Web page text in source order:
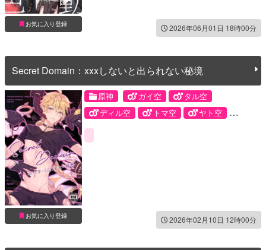
お気に入り登録 2026年06月01日 18時00分
Secret Domain：xxxしないと出られない秘境
お気に入り登録
原神 ガイ空
タル空
ディル空
トマ空
ヤト空
2026年02月10日 12時00分